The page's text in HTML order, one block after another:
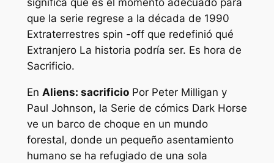
significa que es el momento adecuado para
que la serie regrese a la década de 1990
Extraterrestres spin -off que redefinió qué
Extranjero La historia podría ser. Es hora de
Sacrificio.
En Aliens: sacrificio Por Peter Milligan y
Paul Johnson, la Serie de cómics Dark Horse
ve un barco de choque en un mundo
forestal, donde un pequeño asentamiento
humano se ha refugiado de una sola